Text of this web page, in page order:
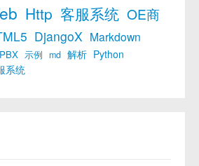
Http 客服系统 OE商
DjangoX Markdown
示例 md 解析 Python
系统